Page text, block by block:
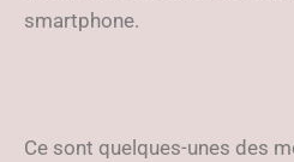
smartphone.
Ce sont quelques-unes des